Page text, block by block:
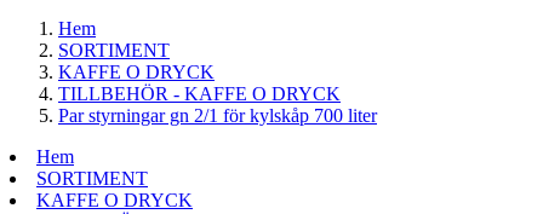
Hem
SORTIMENT
KAFFE O DRYCK
TILLBEHÖR - KAFFE O DRYCK
Par styrningar gn 2/1 för kylskåp 700 liter
Hem
SORTIMENT
KAFFE O DRYCK